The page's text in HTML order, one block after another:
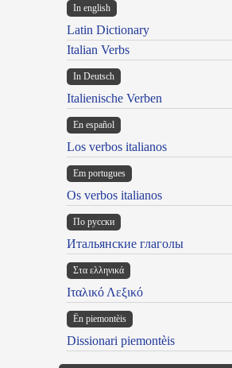
In english
Latin Dictionary
Italian Verbs
In Deutsch
Italienische Verben
En español
Los verbos italianos
Em portugues
Os verbos italianos
По русски
Итальянские глаголы
Στα ελληνικά
Ιταλικό Λεξικό
Ën piemontèis
Dissionari piemontèis